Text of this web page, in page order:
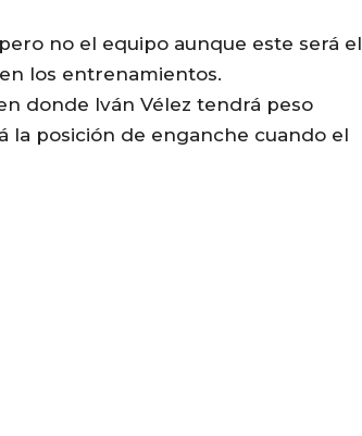
no el equipo aunque este será el
los entrenamientos.
donde Iván Vélez tendrá peso
la posición de enganche cuando el